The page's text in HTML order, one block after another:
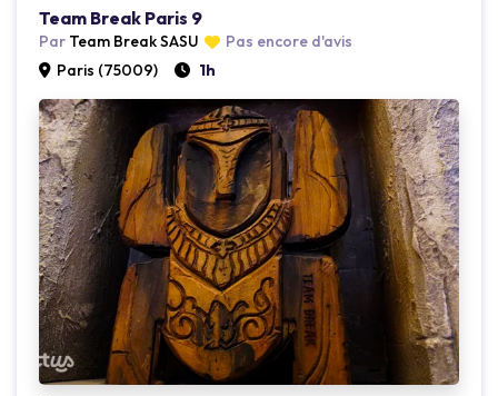
Loading...
Team Break Paris 9
Par Team Break SASU
Pas encore d'avis
Paris (75009)
1h